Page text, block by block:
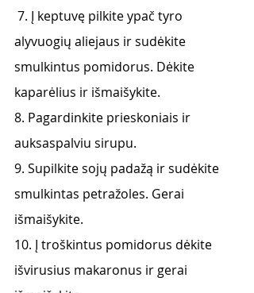
alyvuogių aliejaus ir sudėkite
smulkintus pomidorus. Dėkite
kaparėlius ir išmaišykite.
8. Pagardinkite prieskoniais ir
auksaspalviu sirupu.
9. Supilkite sojų padažą ir sudėkite
smulkintas petražoles. Gerai
išmaišykite.
10. Į troškintus pomidorus dėkite
išvirusius makaronus ir gerai